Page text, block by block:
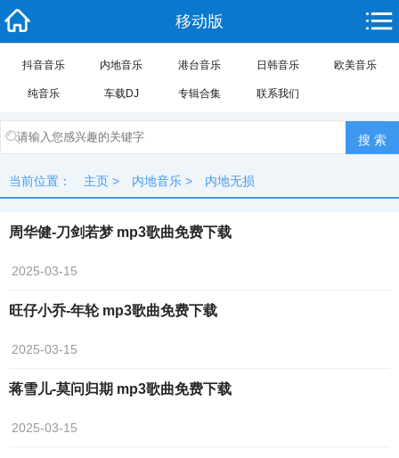
移动版
抖音音乐 内地音乐 港台音乐 日韩音乐 欧美音乐
纯音乐 车载DJ 专辑合集 联系我们
当前位置： 主页 > 内地音乐 > 内地无损
周华健-刀剑若梦 mp3歌曲免费下载
2025-03-15
旺仔小乔-年轮 mp3歌曲免费下载
2025-03-15
蒋雪儿-莫问归期 mp3歌曲免费下载
2025-03-15